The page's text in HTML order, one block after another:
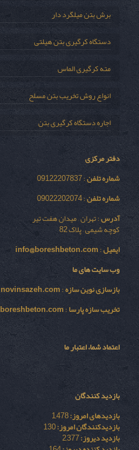
برش بتن میلگرد دار
دستگاه کرگیری بتن هیلتی
مته کرگیری الماس
انواع روش تخریب بتن مسلح
اجاره دستگاه کرگیری بتن
دفتر مرکزی
شماره تلفن: 09122207837
شماره تلفن: 09022202074
آدرس: تهران – میدان هفت تیر
کوچه شیمی – پلاک 82
ایمیل:
info@boreshbeton.com
وب سایت های ما
بازسازی نوين سازه:
novinsazeh.com
تخریب سازه پارسا:
boreshbeton.com
اعتماد شما، اعتبار ما
بازدید کنندگان
بازدیدهای امروز:1,478
بازدیدکنندگان امروز:130
بازدید دیروز:2,377